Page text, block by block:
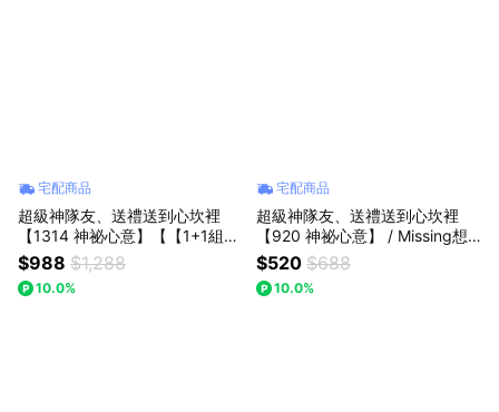
宅配商品
超級神隊友、送禮送到心坎裡
【1314 神祕心意】【【1+1組合
(紫玫瑰花束+草莓熊玩偶】】｜
【Missing想念你】｜紫玫瑰花
束：「微醺紫海」「法式晨曦」
$988 $1,288
10.0%
宅配商品
超級神隊友、送禮送到心坎裡
【920 神祕心意】 / Missing想
念你｜(迷你口袋花束)園碎冰藍
玫瑰/水晶擺件 (預購)：父親節/
生日禮物/七夕情人節
$520 $688
10.0%